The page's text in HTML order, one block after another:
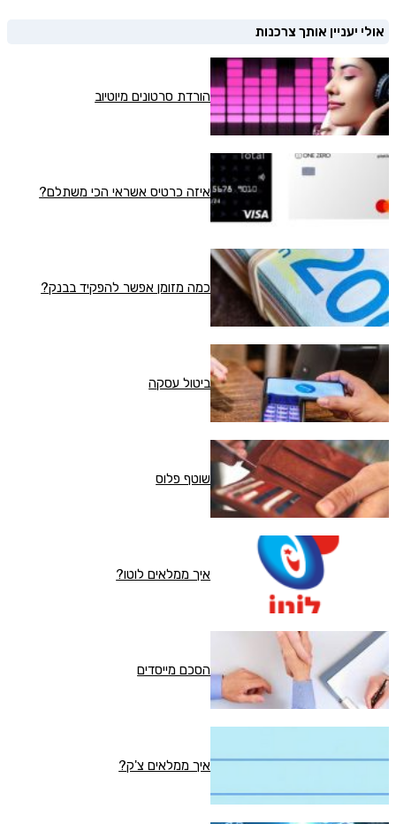
אולי יעניין אותך צרכנות
הורדת סרטונים מיוטיוב
איזה כרטיס אשראי הכי משתלם?
כמה מזומן אפשר להפקיד בבנק?
ביטול עסקה
שוטף פלוס
איך ממלאים לוטו?
הסכם מייסדים
איך ממלאים צ'ק?